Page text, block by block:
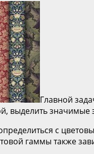
Главной
выделить значимые
с
гаммы также